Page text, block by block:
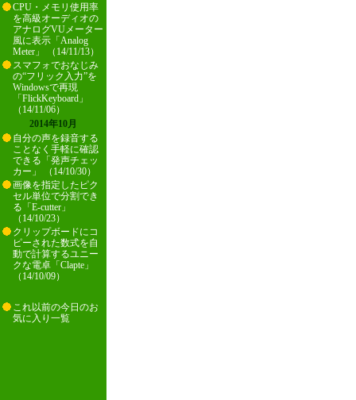
CPU・メモリ使用率
を高級オーディオの
アナログVUメーター
風に表示「Analog
Meter」 （14/11/13）
スマフォでおなじみ
の“フリック入力”を
Windowsで再現
「FlickKeyboard」
（14/11/06）
2014年10月
自分の声を録音する
ことなく手軽に確認
できる「発声チェッ
カー」 （14/10/30）
画像を指定したピク
セル単位で分割でき
る「E-cutter」
（14/10/23）
クリップボードにコ
ピーされた数式を自
動で計算するユニー
クな電卓「Clapte」
（14/10/09）
これ以前の今日のお
気に入り一覧